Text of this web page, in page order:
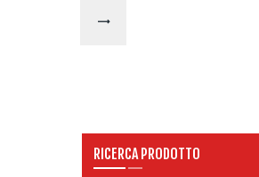
RICERCA PRODOTTO